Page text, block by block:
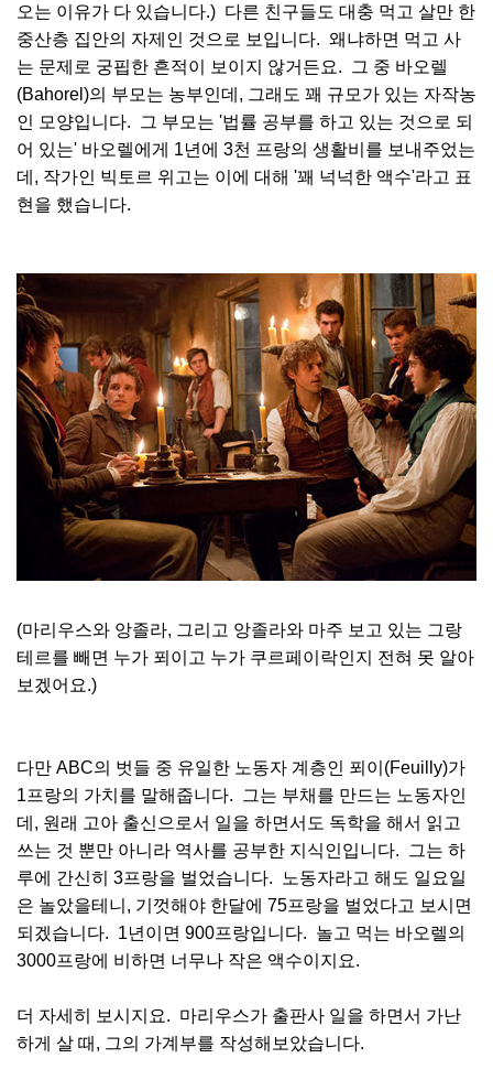
오는 이유가 다 있습니다.) 다른 친구들도 대충 먹고 살만 한
중산층 집안의 자제인 것으로 보입니다. 왜냐하면 먹고 사
는 문제로 궁핍한 흔적이 보이지 않거든요. 그 중 바오렐
(Bahorel)의 부모는 농부인데, 그래도 꽤 규모가 있는 자작농
인 모양입니다. 그 부모는 '법률 공부를 하고 있는 것으로 되
어 있는' 바오렐에게 1년에 3천 프랑의 생활비를 보내주었는
데, 작가인 빅토르 위고는 이에 대해 '꽤 넉넉한 액수'라고 표
현을 했습니다.
(마리우스와 앙졸라, 그리고 앙졸라와 마주 보고 있는 그랑
테르를 빼면 누가 푀이고 누가 쿠르페이락인지 전혀 못 알아
보겠어요.)
다만 ABC의 벗들 중 유일한 노동자 계층인 푀이(Feuilly)가
1프랑의 가치를 말해줍니다. 그는 부채를 만드는 노동자인
데, 원래 고아 출신으로서 일을 하면서도 독학을 해서 읽고
쓰는 것 뿐만 아니라 역사를 공부한 지식인입니다. 그는 하
루에 간신히 3프랑을 벌었습니다. 노동자라고 해도 일요일
은 놀았을테니, 기껏해야 한달에 75프랑을 벌었다고 보시면
되겠습니다. 1년이면 900프랑입니다. 놀고 먹는 바오렐의
3000프랑에 비하면 너무나 작은 액수이지요.
더 자세히 보시지요. 마리우스가 출판사 일을 하면서 가난
하게 살 때, 그의 가계부를 작성해보았습니다.